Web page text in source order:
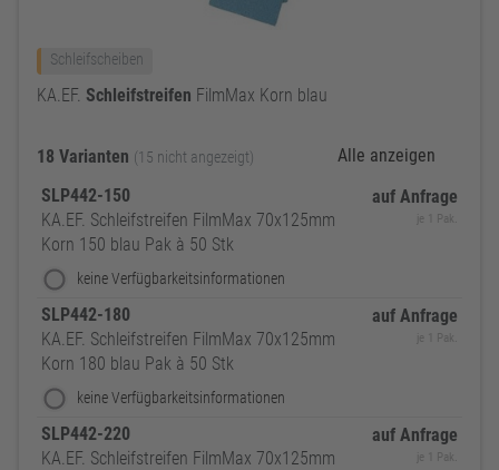
Schleifscheiben
KA.EF. Schleifstreifen FilmMax Korn blau
18 Varianten (15 nicht angezeigt)
Alle anzeigen
SLP442-150
KA.EF. Schleifstreifen FilmMax 70x125mm
Korn 150 blau Pak à 50 Stk
keine Verfügbarkeitsinformationen
auf Anfrage
je 1 Pak.
SLP442-180
KA.EF. Schleifstreifen FilmMax 70x125mm
Korn 180 blau Pak à 50 Stk
keine Verfügbarkeitsinformationen
auf Anfrage
je 1 Pak.
SLP442-220
KA.EF. Schleifstreifen FilmMax 70x125mm
auf Anfrage
je 1 Pak.